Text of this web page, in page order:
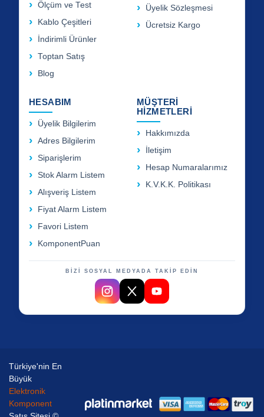
Ölçüm ve Test
Kablo Çeşitleri
İndirimli Ürünler
Toptan Satış
Blog
Üyelik Sözleşmesi
Ücretsiz Kargo
HESABIM
Üyelik Bilgilerim
Adres Bilgilerim
Siparişlerim
Stok Alarm Listem
Alışveriş Listem
Fiyat Alarm Listem
Favori Listem
KomponentPuan
MÜŞTERİ
HİZMETLERİ
Hakkımızda
İletişim
Hesap Numaralarımız
K.V.K.K. Politikası
BİZİ SOSYAL MEDYADA TAKİP EDİN
Türkiye'nin En
Büyük
Elektronik
Komponent